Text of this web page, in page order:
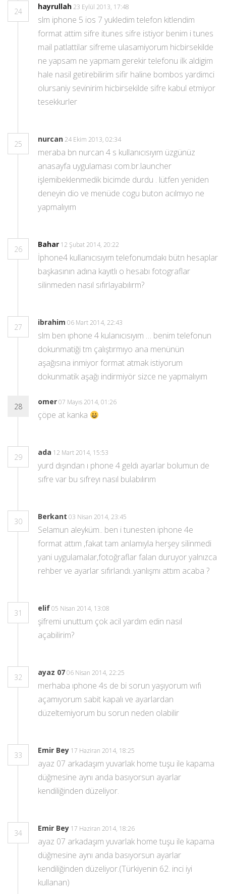
24
hayrullah 23 Eylül 2013, 17:48
slm iphone 5 ios 7 yukledim telefon kitlendim
format attim sifre itunes sifre istiyor benim i tunes
mail patlattilar sifreme ulasamiyorum hicbirsekilde
ne yapsam ne yapmam gerekir telefonu ilk aldigim
hale nasil getirebilirim sifir haline bombos yardimci
olursaniy sevinirim hicbirsekilde sifre kabul etmiyor
tesekkurler
25
nurcan 24 Ekim 2013, 02:34
meraba bn nurcan 4 s kullanıcısıyım üzgünüz
anasayfa uygulaması com.br.launcher
işlemibeklenmedik bicimde durdu . lütfen yeniden
deneyin dio ve menüde cogu buton acılmıyo ne
yapmalıyım
26
Bahar 12 Şubat 2014, 20:22
İphone4 kullanıcısıyım telefonumdakı bütn hesaplar
başkasının adına kayıtlı o hesabı fotograflar
silinmeden nasıl sıfırlayabılırm?
27
ibrahim 06 Mart 2014, 22:43
slm ben ıphone 4 kulanıcısıyım … benim telefonun
dokunmatiği tm çalıştırmıyo ana menünün
aşağısına inmiyor format atmak istiyorum
dokunmatik aşağı indirmiyör sizce ne yapmalıyım
28
omer07 Mayıs 2014, 01:26
çöpe at kanka
29
ada 12 Mart 2014, 15:53
yurd dışından ı phone 4 geldı ayarlar bolumun de
sıfre var bu sıfreyı nasıl bulabılırım
30
Berkant 03 Nisan 2014, 23:45
Selamun aleyküm.. ben i tunesten iphone 4e
format attım ,fakat tam anlamıyla herşey silinmedi
yani uygulamalar,fotoğraflar falan duruyor yalnızca
rehber ve ayarlar sıfırlandı..yanlışmı attım acaba ?
31
elif05 Nisan 2014, 13:08
şifremi unuttum çok acil yardım edin nasıl
açabilirim?
32
ayaz 0706 Nisan 2014, 22:25
merhaba ıphone 4s de bi sorun yaşıyorum wıfı
açamıyorum sabit kapalı ve ayarlardan
düzeltemiyorum bu sorun neden olabilir
33
Emir Bey 17 Haziran 2014, 18:25
ayaz 07 arkadaşım yuvarlak home tuşu ile kapama
düğmesine aynı anda basıyorsun ayarlar
kendiliğinden düzeliyor.
34
Emir Bey 17 Haziran 2014, 18:26
ayaz 07 arkadaşım yuvarlak home tuşu ile kapama
düğmesine aynı anda basıyorsun ayarlar
kendiliğinden düzeliyor.(Türkiyenin 62. inci iyi
kullanan)